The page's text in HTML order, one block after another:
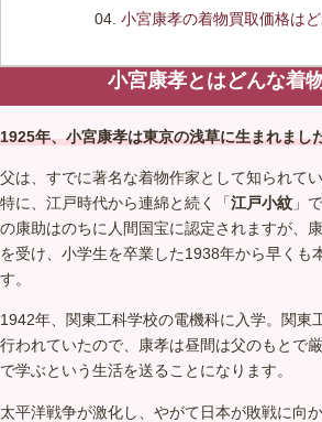
小宮康孝の着物買取価格は
小宮康孝とはどんな着
1925年、小宮康孝は東京の浅草に生まれまし
父は、すでに著名な着物作家として知られて
特に、江戸時代から連綿と続く「江戸小紋 」
の康助はのちに人間国宝に認定されますが、
を受け、小学生を卒業した1938年から早くも
す。
1942年、関東工科学校の電機科に入学。関東
行われていたので、康孝は昼間は父のもとで
で学ぶという生活を送ることになります。
太平洋戦争が激化し、やがて日本が敗戦に向